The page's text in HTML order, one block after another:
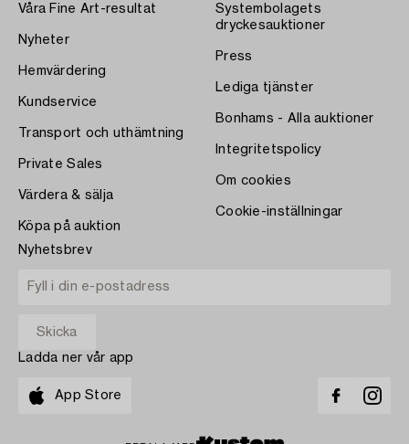
Våra Fine Art-resultat
Nyheter
Hemvärdering
Kundservice
Transport och uthämtning
Private Sales
Värdera & sälja
Köpa på auktion
Systembolagets
dryckesauktioner
Press
Lediga tjänster
Bonhams - Alla auktioner
Integritetspolicy
Om cookies
Cookie-inställningar
Nyhetsbrev
Ladda ner vår app
App Store